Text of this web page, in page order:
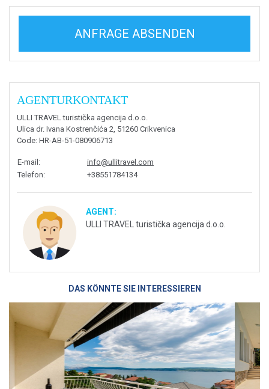
ANFRAGE ABSENDEN
AGENTURKONTAKT
ULLI TRAVEL turistička agencija d.o.o.
Ulica dr. Ivana Kostrenčića 2, 51260 Crikvenica
Code: HR-AB-51-080906713
E-mail :
info@ullitravel.com
Telefon: +38551784134
AGENT:
ULLI TRAVEL turistička agencija d.o.o.
DAS KÖNNTE SIE INTERESSIEREN